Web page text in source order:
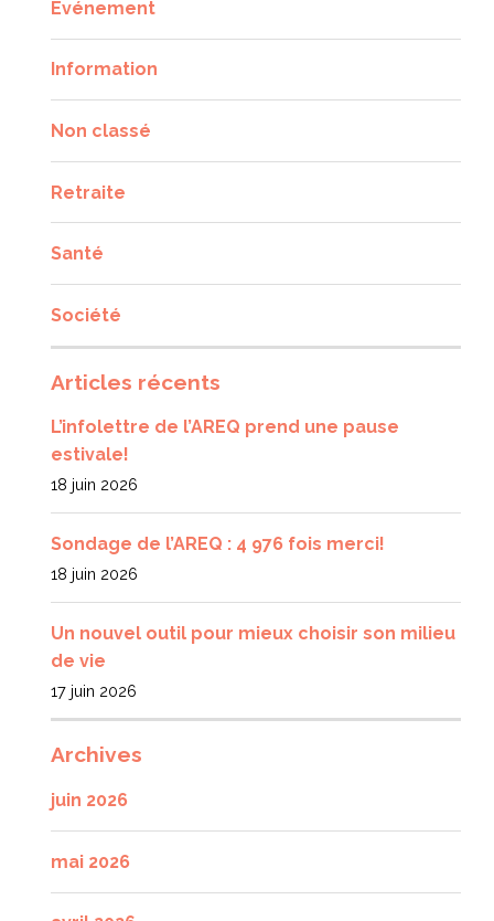
Événement
Information
Non classé
Retraite
Santé
Société
Articles récents
L’infolettre de l’AREQ prend une pause
estivale!
18 juin 2026
Sondage de l’AREQ : 4 976 fois merci!
18 juin 2026
Un nouvel outil pour mieux choisir son milieu
de vie
17 juin 2026
Archives
juin 2026
mai 2026